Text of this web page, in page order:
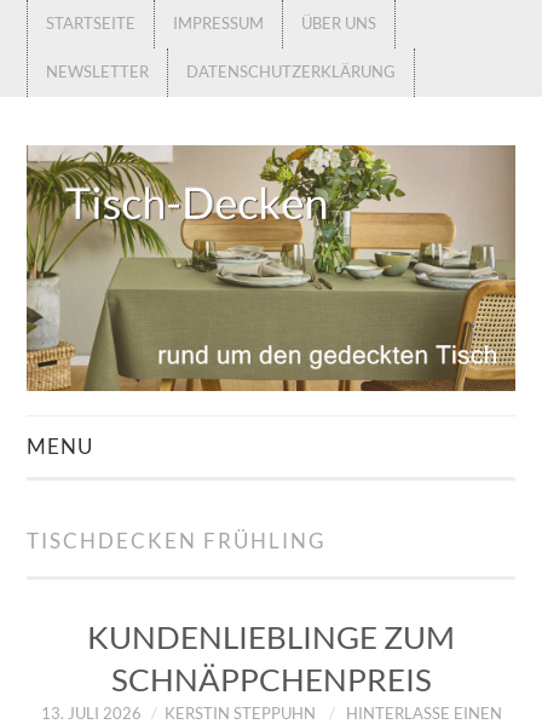
STARTSEITE IMPRESSUM ÜBER UNS
NEWSLETTER DATENSCHUTZERKLÄRUNG
MENU
ÜBER UNS
ZUM SHOP
TISCHDECKEN FRÜHLING
KUNDENLIEBLINGE ZUM
SCHNÄPPCHENPREIS
13. JULI 2026 KERSTIN STEPPUHN
HINTERLASSE EINEN